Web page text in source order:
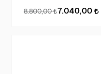
8.800,00 7.040,00